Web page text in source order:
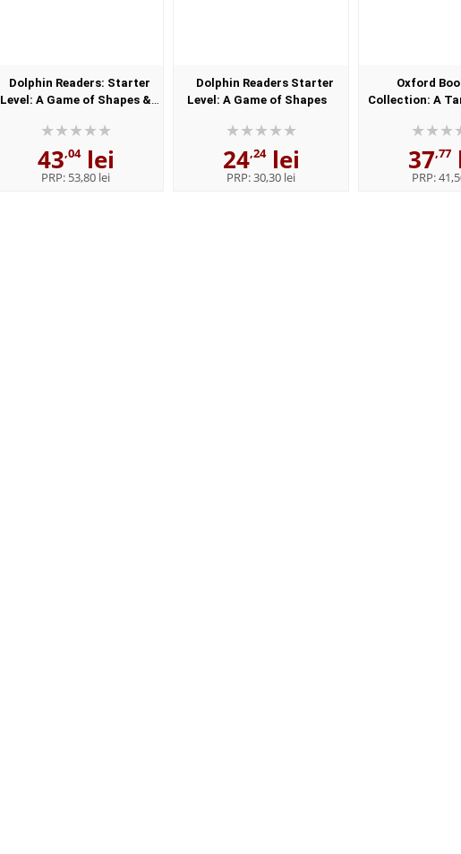
Dolphin Readers: Starter
Level: A Game of Shapes &
43,04lei
PRP: 53,80 lei
Dolphin Readers Starter
Level: A Game of Shapes
24,24lei
PRP:30,30 lei
Oxford
Collection: A
37,77
PRP: